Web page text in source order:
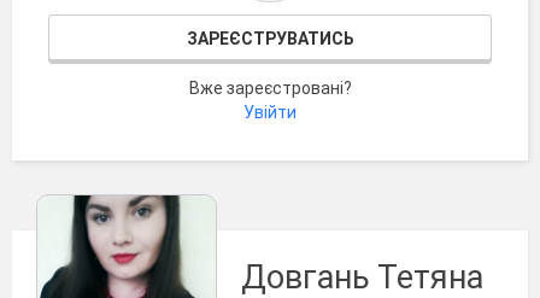
ЗАРЕЄСТРУВАТИСЬ
Вже зареєстровані?
Увійти
Довгань Тетяна